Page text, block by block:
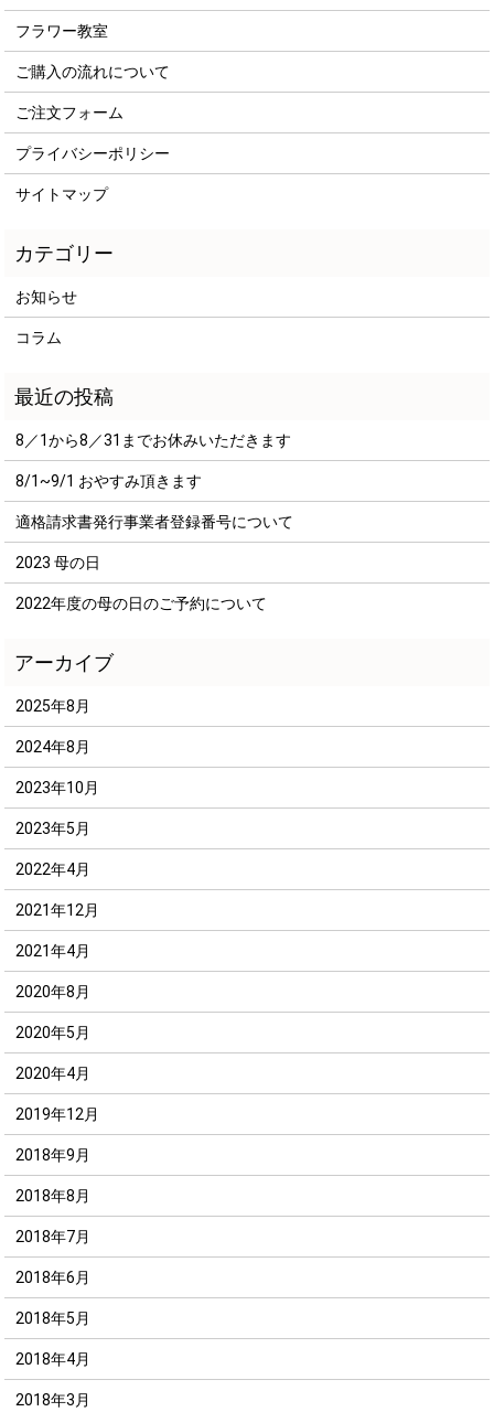
フラワー教室
ご購入の流れについて
ご注文フォーム
プライバシーポリシー
サイトマップ
お知らせ
コラム
8／1から8／31までお休みいただきます
8/1~9/1 おやすみ頂きます
適格請求書発行事業者登録番号について
2023 母の日
2022年度の母の日のご予約について
2025年8月
2024年8月
2023年10月
2023年5月
2022年4月
2021年12月
2021年4月
2020年8月
2020年5月
2020年4月
2019年12月
2018年9月
2018年8月
2018年7月
2018年6月
2018年5月
2018年4月
2018年3月